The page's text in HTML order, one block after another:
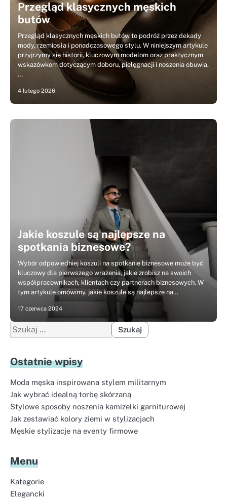
Przegląd klasycznych męskich
butów
Przegląd klasycznych męskich butów to podróż przez dekady
mody, rzemiosła i ponadczasowego stylu. W niniejszym artykule
przyjrzymy się historii, kluczowym modelom oraz praktycznym
wskazówkom dotyczącym doboru, pielęgnacji i noszenia obuwia,
…
4 lutego 2026
Jakie koszule są najlepsze na
spotkania biznesowe?
Wybór odpowiedniej koszuli na spotkanie biznesowe może być
kluczowy dla pierwszego wrażenia, jakie zrobisz na swoich
współpracownikach, klientach czy partnerach biznesowych. W
tym artykule omówimy, jakie koszule są najlepsze na…
17 czerwca 2024
Szukaj:
Ostatnie wpisy
Moda męska inspirowana stylem militarnym
Jak wybrać idealną torbę skórzaną
Stylowe sposoby noszenia kamizelki garniturowej
Jak zestawiać kolory ziemi w stylizacjach
Męskie stylizacje na eventy firmowe
Menu
Kategorie
Elegancki